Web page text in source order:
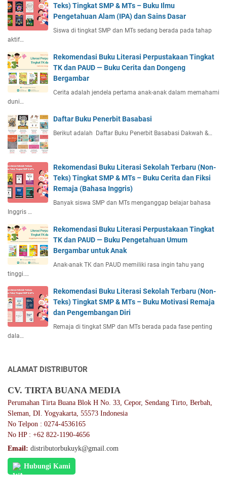
Teks) Tingkat SMP & MTs – Buku Ilmu
Pengetahuan Alam (IPA) dan Sains Dasar
Siswa di tingkat SMP dan MTs sedang berada pada tahap
aktif…
Rekomendasi Buku Literasi Perpustakaan Tingkat
TK dan PAUD — Buku Cerita dan Dongeng
Bergambar
Cerita adalah jendela pertama anak-anak dalam memahami
duni…
Daftar Buku Penerbit Basabasi
Berikut adalah Daftar Buku Penerbit Basabasi Dakwah &…
Rekomendasi Buku Literasi Sekolah Terbaru (Non-
Teks) Tingkat SMP & MTs – Buku Cerita dan Fiksi
Remaja (Bahasa Inggris)
Banyak siswa SMP dan MTs menganggap belajar bahasa
Inggris …
Rekomendasi Buku Literasi Perpustakaan Tingkat
TK dan PAUD — Buku Pengetahuan Umum
Bergambar untuk Anak
Anak-anak TK dan PAUD memiliki rasa ingin tahu yang
tinggi.…
Rekomendasi Buku Literasi Sekolah Terbaru (Non-
Teks) Tingkat SMP & MTs – Buku Motivasi Remaja
dan Pengembangan Diri
Remaja di tingkat SMP dan MTs berada pada fase penting
dala…
ALAMAT DISTRIBUTOR
CV. TIRTA BUANA MEDIA
Perumahan Tirta Buana Blok H No. 33, Cepor, Sendang Tirto, Berbah,
Sleman, DI. Yogyakarta, 55573 Indonesia
No Telpon : 0274-4536165
No HP : +62 822-1190-4656
Email: distributorbukuyk@gmail.com
Hubungi Kami